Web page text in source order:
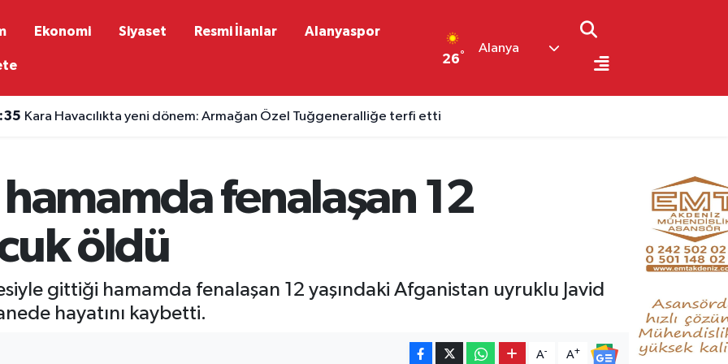
Ekonomi Siyaset Resmi İlanlar Alanyaspor
26°
Alanya
Kara Havacılıkta yeni dönem: Armağan Özel Tuğgeneralliğe terfi etti
fenalaşan 12
öldü
gittiği hamamda fenalaşan 12 yaşındaki Afganistan uyruklu Javid
hayatını kaybetti.
A- A+